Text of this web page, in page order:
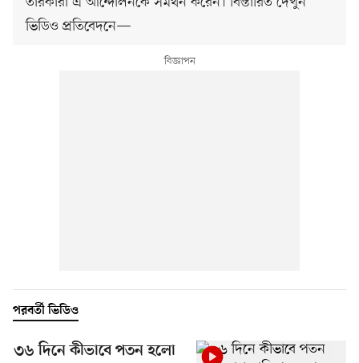
ভিডিও প্রতিবেদনে—
পরবর্তী ভিডিও
৩৬ দিনে কীভাবে পতন হলো